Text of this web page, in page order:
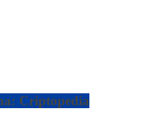
Criptopedia